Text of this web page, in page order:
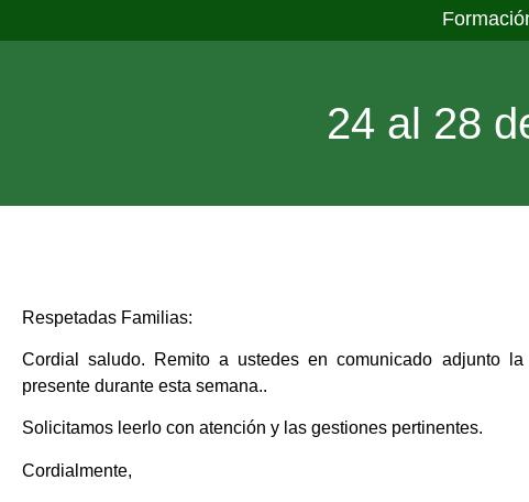
24 al 28
Respetadas Familias:
Cordial saludo. Remito a ustedes en comunicado adjunto
presente durante esta semana..
Solicitamos leerlo con atención y las gestiones pertinentes.
Cordialmente,